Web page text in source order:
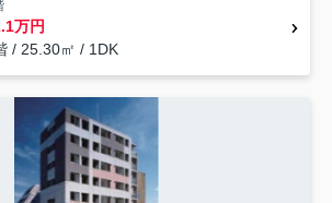
万円
/ 25.30㎡ / 1DK